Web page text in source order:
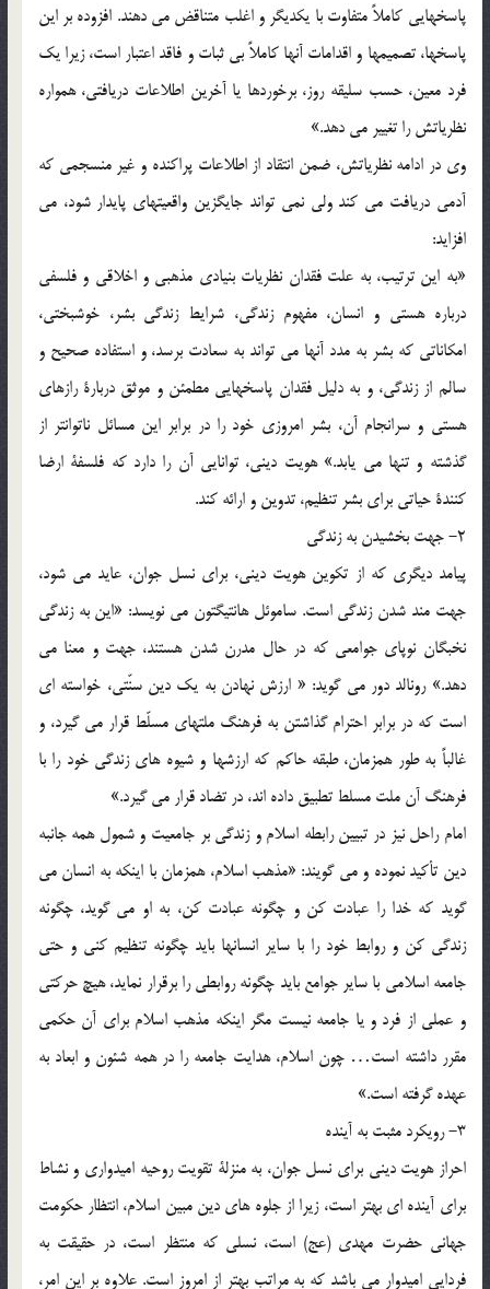
پاسخهايي کاملاً متفاوت با يکديگر و اغلب متناقض مي دهند. افزوده بر اين
پاسخها، تصميمها و اقدامات آنها کاملاً بي ثبات و فاقد اعتبار است، زيرا يک
فرد معين، حسب سليقه روز، برخوردها يا آخرين اطلاعات دريافتي، همواره
نظرياتش را تغيير مي دهد.»
وي در ادامه نظرياتش، ضمن انتقاد از اطلاعات پراکنده و غير منسجمي که
آدمي دريافت مي کند ولي نمي تواند جايگزين واقعيتهاي پايدار شود، مي
افزايد:
«به اين ترتيب، به علت فقدان نظريات بنيادي مذهبي و اخلاقي و فلسفي
درباره هستي و انسان، مفهوم زندگي، شرايط زندگي بشر، خوشبختي،
امکاناتي که بشر به مدد آنها مي تواند به سعادت برسد، و استفاده صحيح و
سالم از زندگي، و به دليل فقدان پاسخهايي مطمئن و موثق دربارة رازهاي
هستي و سرانجام آن، بشر امروزي خود را در برابر اين مسائل ناتوانتر از
گذشته و تنها مي يابد.» هويت ديني، توانايي آن را دارد که فلسفة ارضا
کنندة حياتي براي بشر تنظيم، تدوين و ارائه کند.
2- جهت بخشيدن به زندگي
پيامد ديگري که از تکوين هويت ديني، براي نسل جوان، عايد مي شود،
جهت مند شدن زندگي است. ساموئل هانتيگتون مي نويسد: «اين به زندگي
نخبگان نوپاي جوامعي که در حال مدرن شدن هستند، جهت و معنا مي
دهد.» رونالد دور مي گويد: « ارزش نهادن به يک دين سنّتي، خواسته اي
است که در برابر احترام گذاشتن به فرهنگ ملتهاي مسلّط قرار مي گيرد، و
غالباً به طور همزمان، طبقه حاکم که ارزشها و شيوه هاي زندگي خود را با
فرهنگ آن ملت مسلط تطبيق داده اند، در تضاد قرار مي گيرد.»
امام راحل نيز در تبيين رابطه اسلام و زندگي بر جامعيت و شمول همه جانبه
دين تأکيد نموده و مي گويند: «مذهب اسلام، همزمان با اينکه به انسان مي
گويد که خدا را عبادت کن و چگونه عبادت کن، به او مي گويد، چگونه
زندگي کن و روابط خود را با ساير انسانها بايد چگونه تنظيم کني و حتي
جامعه اسلامي با ساير جوامع بايد چگونه روابطي را برقرار نمايد، هيچ حرکتي
و عملي از فرد و يا جامعه نيست مگر اينکه مذهب اسلام براي آن حکمي
مقرر داشته است… چون اسلام، هدايت جامعه را در همه شئون و ابعاد به
عهده گرفته است.»
3- رويکرد مثبت به آينده
احراز هويت ديني براي نسل جوان، به منزلة تقويت روحيه اميدواري و نشاط
براي آينده اي بهتر است، زيرا از جلوه هاي دين مبين اسلام، انتظار حکومت
جهاني حضرت مهدي (عج) است، نسلي که منتظر است، در حقيقت به
فردايي اميدوار مي باشد که به مراتب بهتر از امروز است. علاوه بر اين امر،